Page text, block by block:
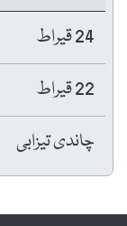
24 قیراط
22 قیراط
چاندی تیزابی